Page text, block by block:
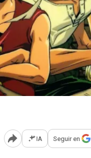
Abrir opciones para compartir
IA Seguir en